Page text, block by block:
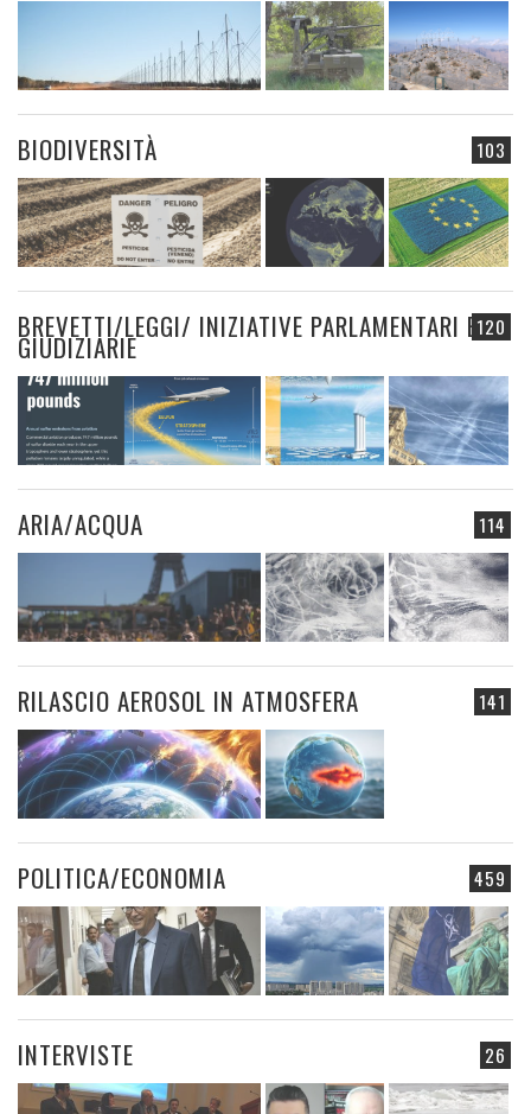
103
BIODIVERSITÀ
120
BREVETTI/LEGGI/ INIZIATIVE PARLAMENTARI E
GIUDIZIARIE
114
ARIA/ACQUA
141
RILASCIO AEROSOL IN ATMOSFERA
459
POLITICA/ECONOMIA
26
INTERVISTE